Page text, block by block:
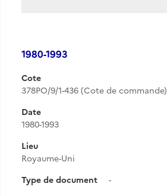
1980-1993
Cote
378PO/9/1-436 (Cote de commande)
Date
1980-1993
Lieu
Royaume-Uni
Type de document
-